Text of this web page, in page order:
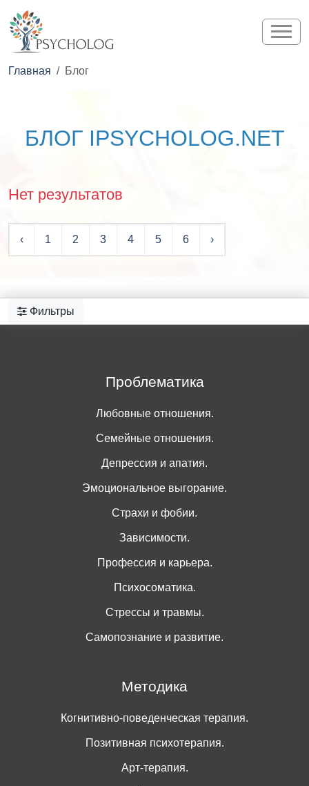
Главная Блог
БЛОГ IPSYCHOLOG.NET
Нет результатов
‹ 1 2 3 4 5 6 ›
Фильтры
Проблематика
Любовные отношения.
Семейные отношения.
Депрессия и апатия.
Эмоциональное выгорание.
Страхи и фобии.
Зависимости.
Профессия и карьера.
Психосоматика.
Стрессы и травмы.
Самопознание и развитие.
Методика
Когнитивно-поведенческая терапия.
Позитивная психотерапия.
Арт-терапия.